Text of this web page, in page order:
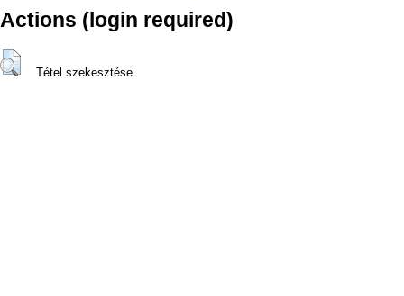
Actions (login required)
Tétel szekesztése